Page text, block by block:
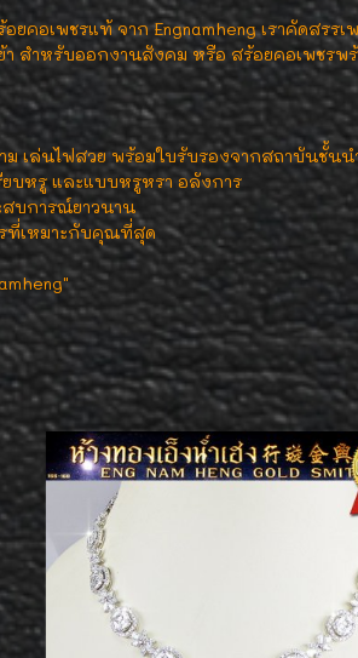
เพชรแท้ จาก Engnamheng เราคัดสรรเ
สำหรับออกงานสังคม หรือ สร้อยคอเพชร
เล่นไฟสวย พร้อมใบรับรองจากสถาบันชั้นน
บหรู และแบบหรูหรา อลังการ
สบการณ์ยาวนาน
ที่เหมาะกับคุณที่สุด